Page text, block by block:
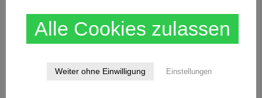
Bester CFD Broker 2026
Alle Cookies zulassen
Weiter ohne Einwilligung Einstellungen